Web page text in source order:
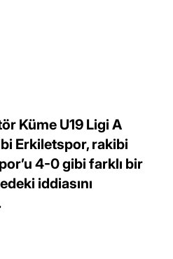
Küme U19 Ligi A
Erkiletspor, rakibi
4-0 gibi farklı bir
iddiasını